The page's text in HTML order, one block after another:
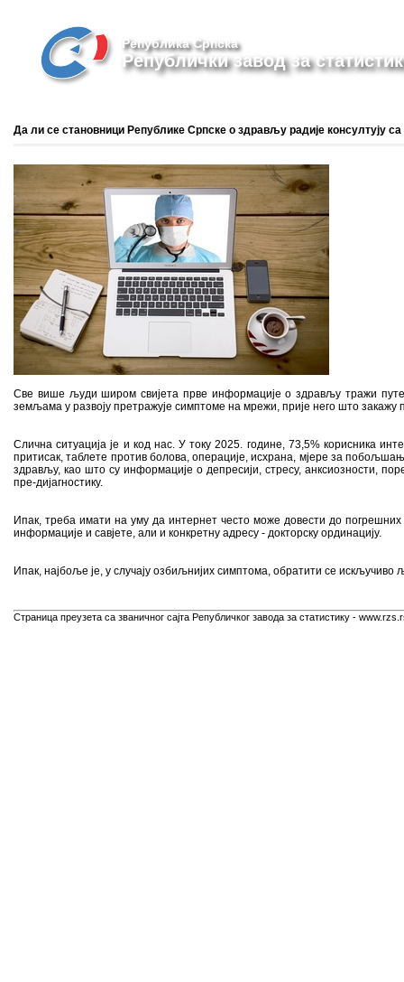
Република Српска
Републички завод за
Да ли се становници Републике Српске о здрављу радије консултују
Све више људи широм свијета прве информације о здрављу тражи
земљама у развоју претражује симптоме на мрежи, прије него што закажу
Слична ситуација је и код нас. У току 2025. године, 73,5% корисника
притисак, таблете против болова, операције, исхрана, мјере за
здрављу, као што су информације о депресији, стресу, анксиозности,
пре-дијагностику.
Ипак, треба имати на уму да интернет често може довести до
информације и савјете, али и конкретну адресу - докторску ординацију.
Ипак, најбоље је, у случају озбиљнијих симптома, обратити се искључиво
Страница преузета са званичног сајта Републичког завода за статистику -